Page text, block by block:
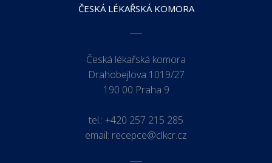
ČESKÁ LÉKAŘSKÁ KOMORA
Česká lékařská komora
Drahobejlova 1019/27
190 00 Praha 9
tel.: +420 257 215 285
email: recepce@clkcr.cz